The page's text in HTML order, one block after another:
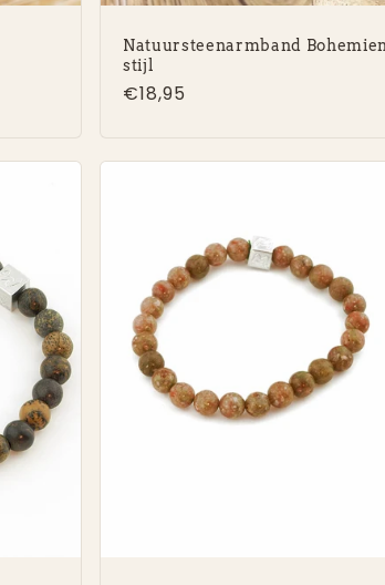
Natuursteenarmband
stijl
Normale
€18,95